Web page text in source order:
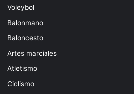
Voleybol
Balonmano
Baloncesto
Artes marciales
Atletismo
Ciclismo